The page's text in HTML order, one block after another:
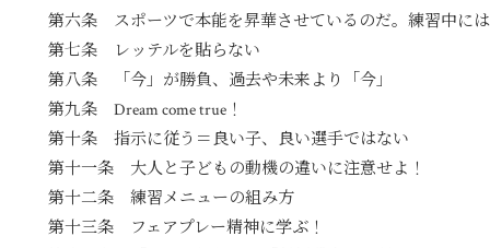
第六条 スポーツで本能を昇華させているのだ。練習中に
第七条 レッテルを貼らない
第八条 「今」が勝負、過去や未来より「今」
第九条 Dream come true！
第十条 指示に従う＝良い子、良い選手ではない
第十一条 大人と子どもの動機の違いに注意せよ！
第十二条 練習メニューの組み方
第十三条 フェアプレー精神に学ぶ！